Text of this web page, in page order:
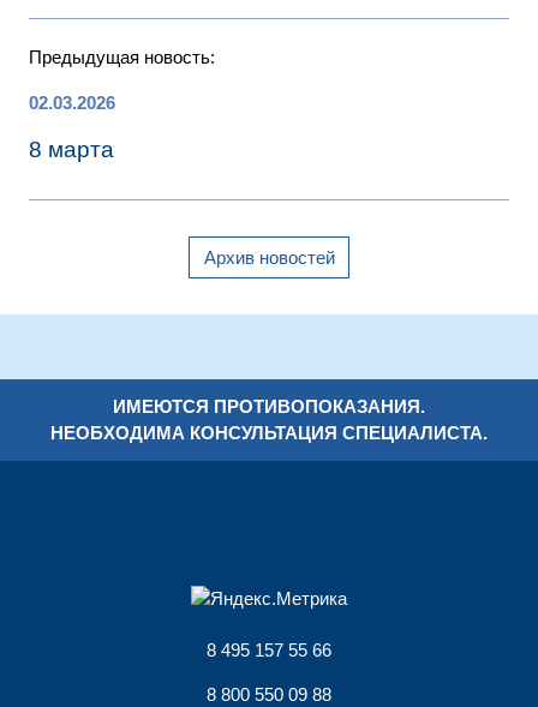
Предыдущая новость:
02.03.2026
8 марта
Архив новостей
ИМЕЮТСЯ ПРОТИВОПОКАЗАНИЯ.
НЕОБХОДИМА КОНСУЛЬТАЦИЯ СПЕЦИАЛИСТА.
8 495 157 55 66
8 800 550 09 88